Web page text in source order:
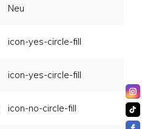
Neu
icon-yes-circle-fill
icon-yes-circle-fill
icon-no-circle-fill